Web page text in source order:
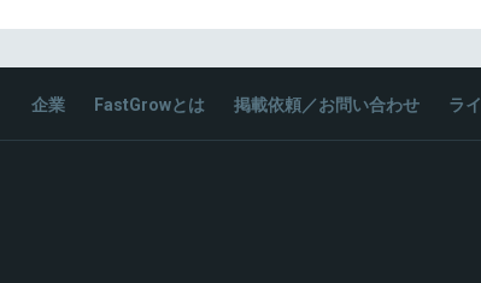
企業 FastGrowとは 掲載依頼／お問い合わせ ラ